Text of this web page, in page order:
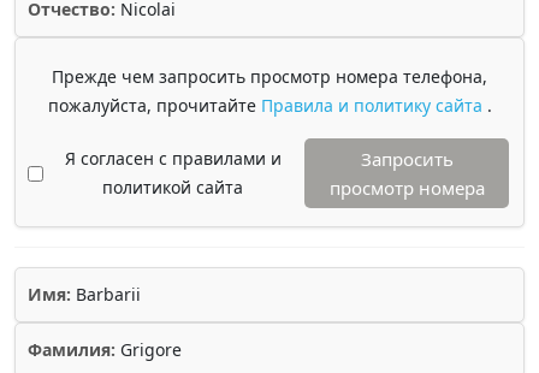
Отчество: Nicolai
Прежде чем запросить просмотр номера телефона,
пожалуйста, прочитайте Правила и политику сайта .
Я согласен с правилами и
политикой сайта
Запросить
просмотр номера
Имя: Barbarii
Фамилия: Grigore